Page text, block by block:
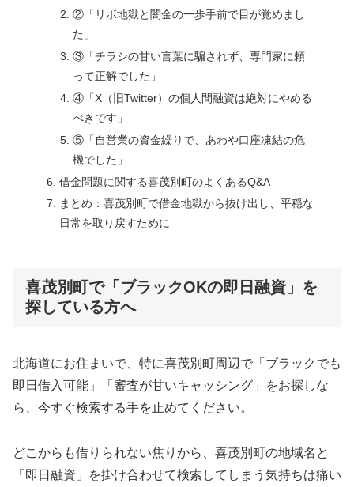
②「リボ地獄と闇金の一歩手前で目が覚めまし
た」
③「チラシの甘い言葉に騙されず、専門家に頼
って正解でした」
④「X（旧Twitter）の個人間融資は絶対にやめる
べきです」
⑤「自営業の資金繰りで、あわや口座凍結の危
機でした」
借金問題に関する喜茂別町のよくあるQ&A
まとめ：喜茂別町で借金地獄から抜け出し、平穏な
日常を取り戻すために
喜茂別町で「ブラックOKの即日融資」を
探している方へ
北海道にお住まいで、特に喜茂別町周辺で「ブラックでも
即日借入可能」「審査が甘いキャッシング」をお探しな
ら、今すぐ検索する手を止めてください。
どこからも借りられない焦りから、喜茂別町の地域名と
「即日融資」を掛け合わせて検索してしまう気持ちは痛い